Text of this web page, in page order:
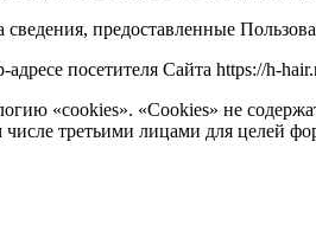
сведения, предоставленные
посетителя Сайта https://h-
«cookies». «Cookies» не
числе третьими лицами для целей